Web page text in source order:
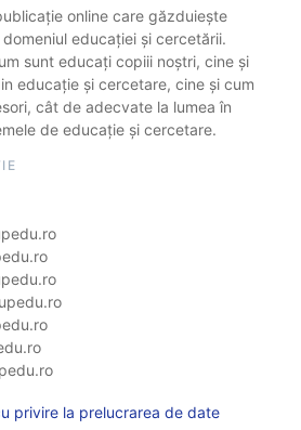
online care găzduiește
educației și cercetării.
sunt educați copiii noștri, cine și
educație și cercetare, cine și cum
cât de adecvate la lumea în
de educație și cercetare.
privire la prelucrarea de date